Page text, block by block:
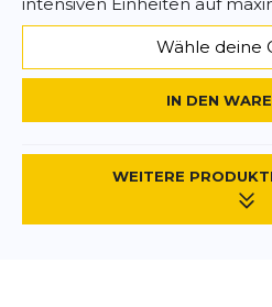
Wähle deine
IN DEN
WEITERE